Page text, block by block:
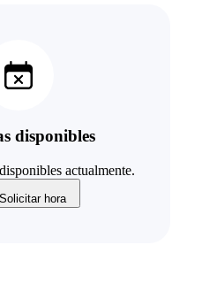
disponibles
actualmente.
Solicitar hora